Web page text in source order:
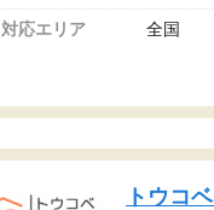
対応エリア 全国
トウコ